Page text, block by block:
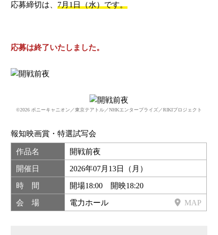
応募締切は、7月1日（水）です。
応募は終了いたしました。
©2026 ポニーキャニオン／東京テアトル／NHKエンタープライズ／RIKIプロジェクト
報知映画賞・特選試写会
作品名 開戦前夜
開催日 2026年07月13日（月）
時 間 開場18:00 開映18:20
会 場 電力ホール MAP